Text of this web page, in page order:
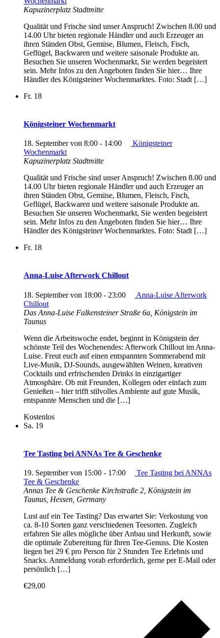
Kapuzinerplatz Stadtmitte
Qualität und Frische sind unser Anspruch! Zwischen 8.00 und
14.00 Uhr bieten regionale Händler und auch Erzeuger an
ihren Ständen Obst, Gemüse, Blumen, Fleisch, Fisch,
Geflügel, Backwaren und weitere saisonale Produkte an.
Besuchen Sie unseren Wochenmarkt, Sie werden begeistert
sein. Mehr Infos zu den Angeboten finden Sie hier… Ihre
Händler des Königsteiner Wochenmarktes. Foto: Stadt […]
Fr. 18
Königsteiner Wochenmarkt
18. September von 8:00 - 14:00
Königsteiner
Wochenmarkt
Kapuzinerplatz Stadtmitte
Qualität und Frische sind unser Anspruch! Zwischen 8.00 und
14.00 Uhr bieten regionale Händler und auch Erzeuger an
ihren Ständen Obst, Gemüse, Blumen, Fleisch, Fisch,
Geflügel, Backwaren und weitere saisonale Produkte an.
Besuchen Sie unseren Wochenmarkt, Sie werden begeistert
sein. Mehr Infos zu den Angeboten finden Sie hier… Ihre
Händler des Königsteiner Wochenmarktes. Foto: Stadt […]
Fr. 18
Anna-Luise Afterwork Chillout
18. September von 18:00 - 23:00
Anna-Luise Afterwork
Chillout
Das Anna-Luise Falkensteiner Straße 6a, Königstein im
Taunus
Wenn die Arbeitswoche endet, beginnt in Königstein der
schönste Teil des Wochenendes: Afterwork Chillout im Anna-
Luise. Freut euch auf einen entspannten Sommerabend mit
Live-Musik, DJ-Sounds, ausgewählten Weinen, kreativen
Cocktails und erfrischenden Drinks in einzigartiger
Atmosphäre. Ob mit Freunden, Kollegen oder einfach zum
Genießen – hier trifft stilvolles Ambiente auf gute Musik,
entspannte Menschen und die […]
Kostenlos
Sa. 19
Tee Tasting bei ANNAs Tee & Geschenke
19. September von 15:00 - 17:00
Tee Tasting bei ANNAs
Tee & Geschenke
Annas Tee & Geschenke Kirchstraße 2, Königstein im
Taunus, Hessen, Germany
Lust auf ein Tee Tasting? Das erwartet Sie: Verkostung von
ca. 8-10 Sorten ganz verschiedenen Teesorten. Zugleich
erfahren Sie alles mögliche über Anbau und Herkunft, sowie
die optimale Zubereitung für Ihren Tee-Genuss. Die Kosten
liegen bei 29 € pro Person für 2 Stunden Tee Erlebnis und
Snacks. Anmeldung vorab erforderlich, gerne per E-Mail oder
persönlich […]
€29,00